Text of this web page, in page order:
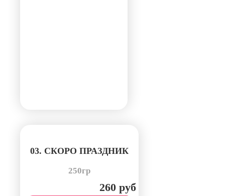
03. СКОРО ПРАЗДНИК
250гр
260 руб